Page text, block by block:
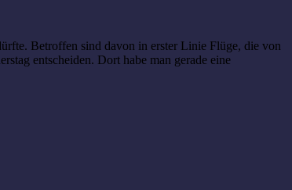
Betroffen sind davon in erster Linie Flüge, die von
entscheiden. Dort habe man gerade eine